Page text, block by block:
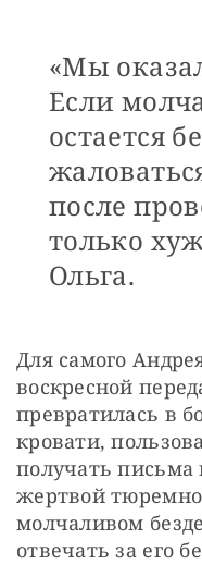
«Мы
Если
остается
после
только
Ольга.
Для самого
воскресной
превратилась в
кровати,
получать письма
жертвой
молчаливом
отвечать за его